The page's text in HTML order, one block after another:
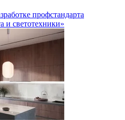
профстандарта
и светотехники»